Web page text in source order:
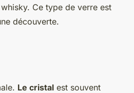
Ce type de verre est
découverte.
Le cristal est souvent